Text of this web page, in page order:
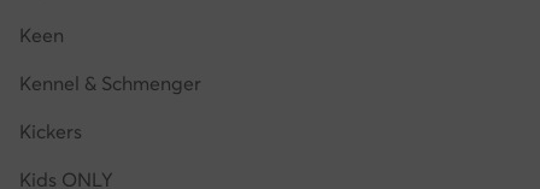
Keen
Kennel & Schmenger
Kickers
Kids ONLY